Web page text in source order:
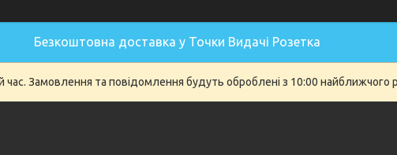
Безкоштовна доставка у Точки Видачі Розетка
час. Замовлення та повідомлення будуть оброблені з 10:00 найближчого